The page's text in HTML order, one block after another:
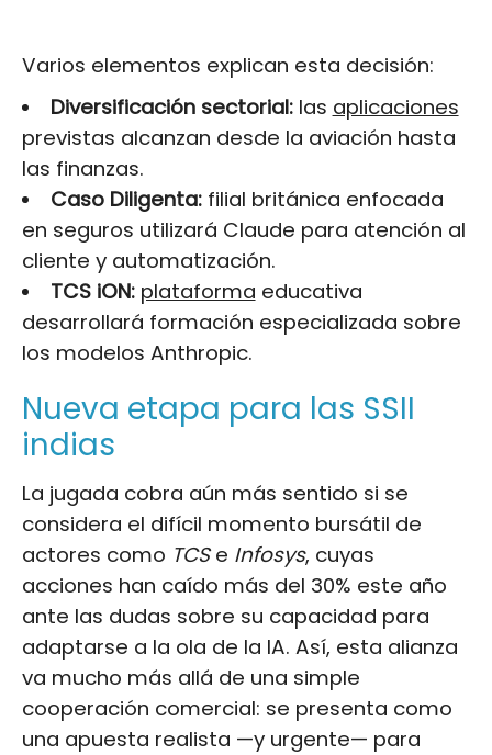
Varios elementos explican esta decisión:
Diversificación sectorial:las aplicaciones
previstas alcanzan desde la aviación hasta
las finanzas.
Caso Diligenta:filial británica enfocada
en seguros utilizará Claude para atención al
cliente y automatización.
TCS iON: plataforma educativa
desarrollará formación especializada sobre
los modelos Anthropic.
Nueva etapa para las SSII
indias
La jugada cobra aún más sentido si se
considera el difícil momento bursátil de
actores como TCSe Infosys, cuyas
acciones han caído más del 30% este año
ante las dudas sobre su capacidad para
adaptarse a la ola de la IA. Así, esta alianza
va mucho más allá de una simple
cooperación comercial: se presenta como
una apuesta realista —y urgente— para